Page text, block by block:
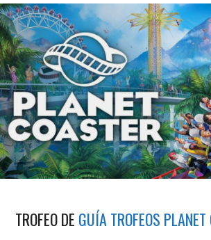
TROFEO DE GUÍA TROFEOS PLANET